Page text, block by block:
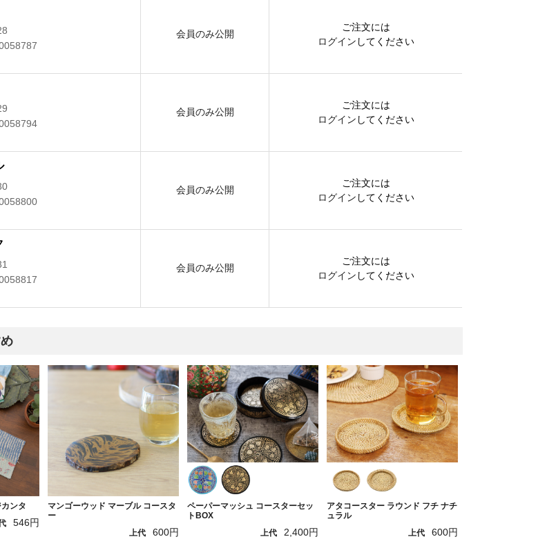
会員のみ公開
ご注文には
ログイン してください
会員のみ公開
ご注文には
ログイン してください
会員のみ公開
ご注文には
ログイン してください
会員のみ公開
ご注文には
ログイン してください
ンタ
546円
マンゴーウッド マーブル コースタ
ー
上代
600円
ペーパーマッシュ コースターセッ
トBOX
上代
2,400円
アタコースター ラウンド フチ ナチ
ュラル
上代
600円